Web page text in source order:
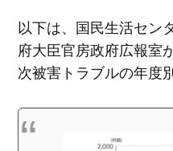
以下は、国民生活セン
府大臣官房政府広報室
次被害トラブルの年度